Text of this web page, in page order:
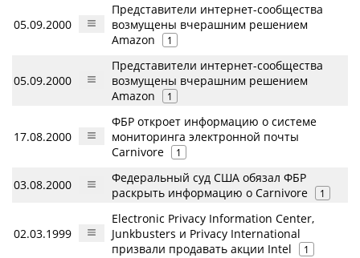
05.09.2000
Представители интернет-сообщества
возмущены вчерашним решением
Amazon
1
05.09.2000
Представители интернет-сообщества
возмущены вчерашним решением
Amazon
1
17.08.2000
ФБР откроет информацию о системе
мониторинга электронной почты
Carnivore
1
03.08.2000
Федеральный суд США обязал ФБР
раскрыть информацию о Carnivore
1
02.03.1999
Electronic Privacy Information Center,
Junkbusters и Privacy International
призвали продавать акции Intel
1